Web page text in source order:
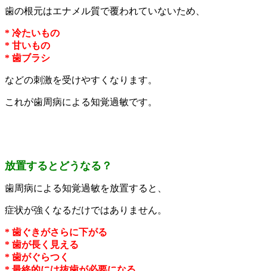
歯の根元はエナメル質で覆われていないため、
* 冷たいもの
* 甘いもの
* 歯ブラシ
などの刺激を受けやすくなります。
これが歯周病による知覚過敏です。
放置するとどうなる？
歯周病による知覚過敏を放置すると、
症状が強くなるだけではありません。
* 歯ぐきがさらに下がる
* 歯が長く見える
* 歯がぐらつく